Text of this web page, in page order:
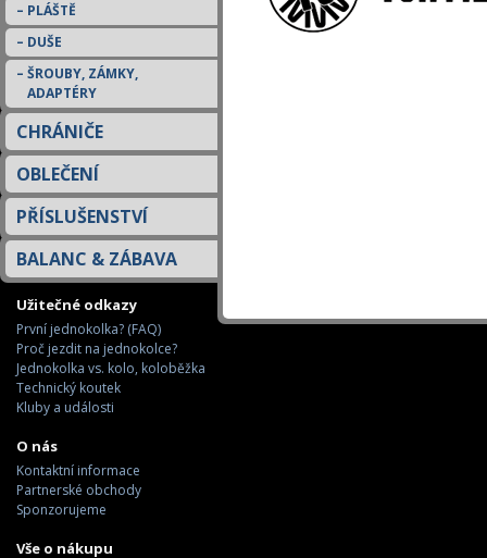
PLÁŠTĚ
DUŠE
ŠROUBY, ZÁMKY,
ADAPTÉRY
CHRÁNIČE
OBLEČENÍ
PŘÍSLUŠENSTVÍ
BALANC & ZÁBAVA
Užitečné odkazy
První jednokolka? (FAQ)
Proč jezdit na jednokolce?
Jednokolka vs. kolo, koloběžka
Technický koutek
Kluby a události
O nás
Kontaktní informace
Partnerské obchody
Sponzorujeme
Vše o nákupu